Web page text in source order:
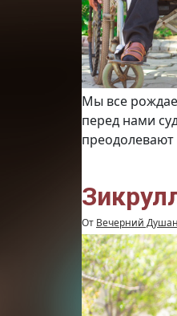
Мы все
перед нами
преодолевают
От Вечерний